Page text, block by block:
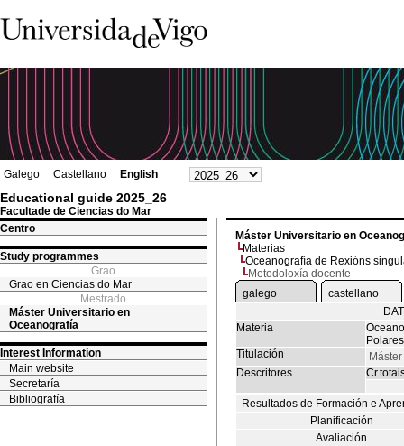
Galego Castellano English
Educational guide 2025_26
Facultade de Ciencias do Mar
Centro
Study programmes
Grao
Grao en Ciencias do Mar
Mestrado
Máster Universitario en
Oceanografía
Interest Information
Main website
Secretaría
Bibliografía
Máster Universitario en
Materias
Oceanografía de Rexións
Metodoloxía docente
galego
castellano
Materia
Titulación
Descritores
Resultados de Formación e
Planificación
Avaliación